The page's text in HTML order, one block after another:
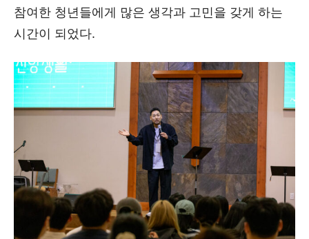
참여한 청년들에게 많은 생각과 고민을 갖게 하는
시간이 되었다.